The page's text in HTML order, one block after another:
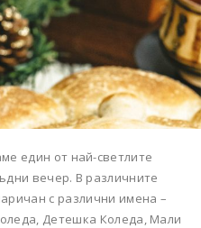
един от най-светлите
вечер. В различните
с различни имена –
Детешка Коледа, Мали